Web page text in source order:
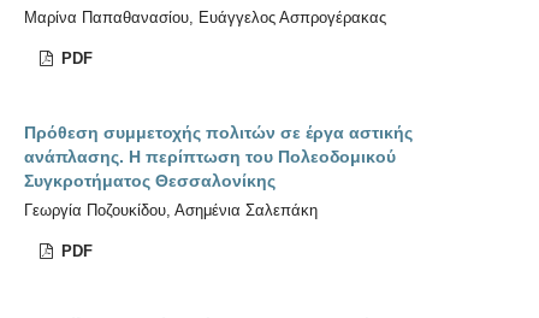
Μαρίνα Παπαθανασίου, Ευάγγελος Ασπρογέρακας
PDF
Πρόθεση συμμετοχής πολιτών σε έργα αστικής
ανάπλασης. Η περίπτωση του Πολεοδομικού
Συγκροτήματος Θεσσαλονίκης
Γεωργία Ποζουκίδου, Ασημένια Σαλεπάκη
PDF